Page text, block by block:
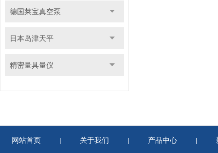
德国莱宝真空泵
日本岛津天平
精密量具量仪
网站首页 | 关于我们 | 产品中心 |